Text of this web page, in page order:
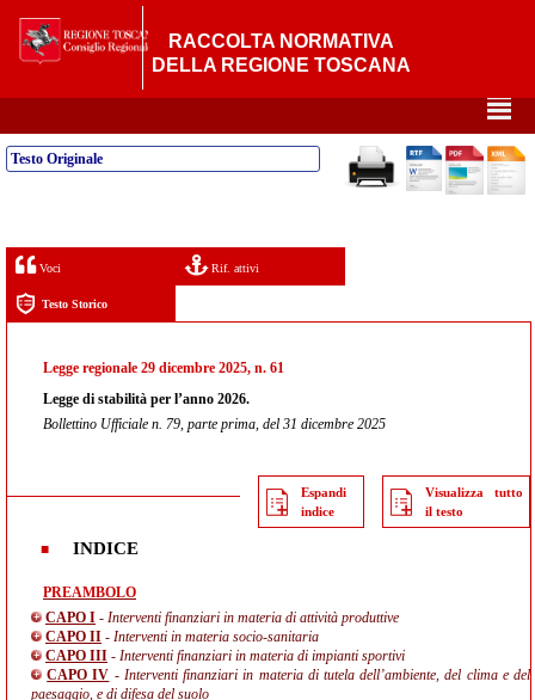
RACCOLTA NORMATIVA
DELLA REGIONE TOSCANA
²
Testo Originale
Voci Rif. attivi
Testo Storico
Legge regionale 29 dicembre 2025, n. 61
Legge di stabilità per l’anno 2026.
Bollettino Ufficiale n. 79, parte prima, del 31 dicembre 2025
Espandi
indice
Visualizza tutto
il testo
INDICE
PREAMBOLO
CAPO I - Interventi finanziari in materia di attività produttive
CAPO II - Interventi in materia socio-sanitaria
CAPO III - Interventi finanziari in materia di impianti sportivi
CAPO IV - Interventi finanziari in materia di tutela dell’ambiente, del clima e del
paesaggio, e di difesa del suolo